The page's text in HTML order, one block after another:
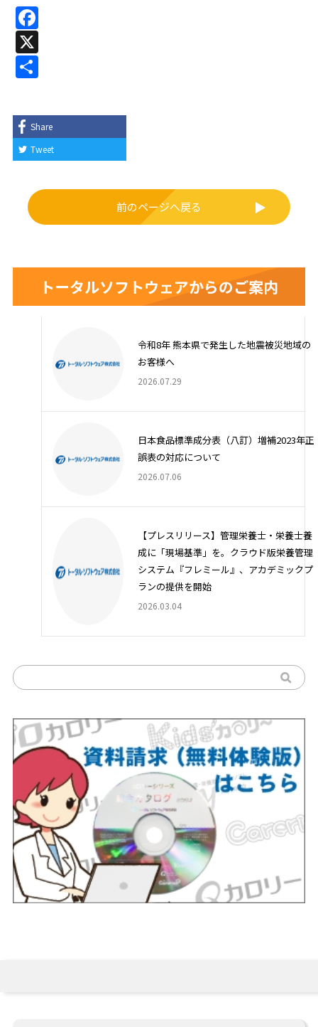
F
a
c
e
b
o
o
X
共
Share
Tweet
前のページへ戻る
トータルソフトウェアからのご案内
令和8年 熊本県で発生した地震被災地域の
お客様へ
2026.07.29
日本食品標準成分表（八訂）増補2023年正
誤表の対応について
2026.07.06
【プレスリリース】管理栄養士・栄養士養
成に「現場基準」を。クラウド版栄養管理
システム『フレミール』、アカデミックプ
ランの提供を開始
2026.03.04